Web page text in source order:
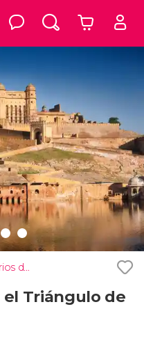
Excursiones de varios días
el Triángulo de